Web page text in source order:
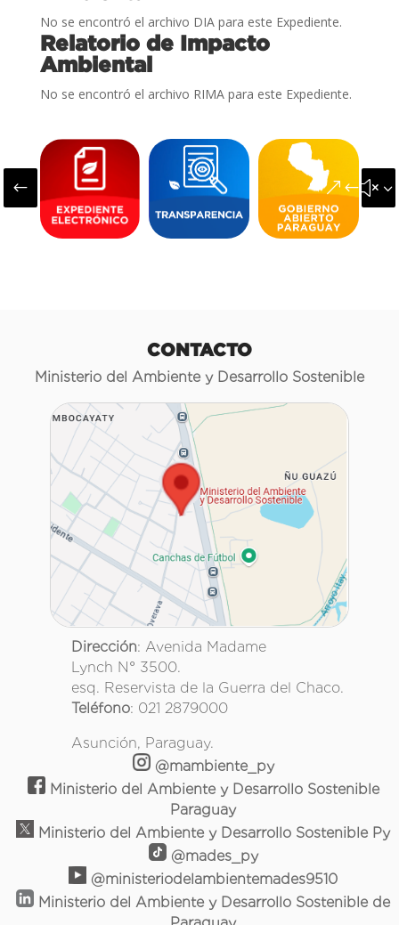
No se encontró el archivo DIA para este Expediente.
Relatorio de Impacto
Ambiental
No se encontró el archivo RIMA para este Expediente.
#
CONTACTO
Ministerio del Ambiente y Desarrollo Sostenible
Dirección: Avenida Madame
Lynch N° 3500.
esq. Reservista de la Guerra del Chaco.
Teléfono: 021 2879000
Asunción, Paraguay.
@mambiente_py
Ministerio del Ambiente y Desarrollo Sostenible
Paraguay
Ministerio del Ambiente y Desarrollo Sostenible Py
@mades_py
@ministeriodelambientemades9510
Ministerio del Ambiente y Desarrollo Sostenible de